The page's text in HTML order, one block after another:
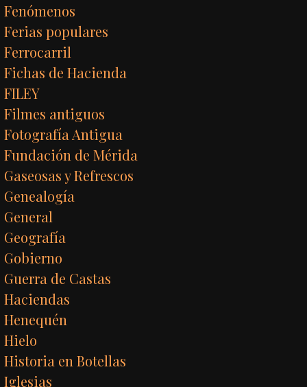
Fenómenos
Ferias populares
Ferrocarril
Fichas de Hacienda
FILEY
Filmes antiguos
Fotografía Antigua
Fundación de Mérida
Gaseosas y Refrescos
Genealogía
General
Geografía
Gobierno
Guerra de Castas
Haciendas
Henequén
Hielo
Historia en Botellas
Iglesias